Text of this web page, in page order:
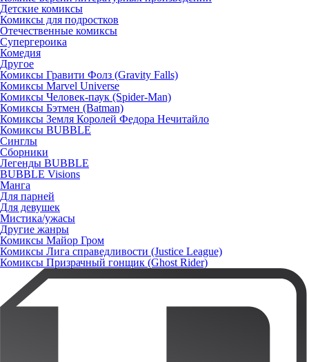
Детские комиксы
Комиксы для подростков
Отечественные комиксы
Супергероика
Комедия
Другое
Комиксы Гравити Фолз (Gravity Falls)
Комиксы Marvel Universe
Комиксы Человек-паук (Spider-Man)
Комиксы Бэтмен (Batman)
Комиксы Земля Королей Федора Нечитайло
Комиксы BUBBLE
Синглы
Сборники
Легенды BUBBLE
BUBBLE Visions
Манга
Для парней
Для девушек
Мистика/ужасы
Другие жанры
Комиксы Майор Гром
Комиксы Лига справедливости (Justice League)
Комиксы Призрачный гонщик (Ghost Rider)